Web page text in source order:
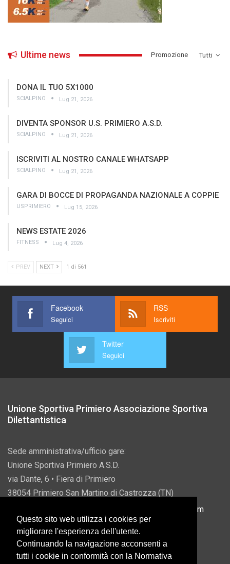
Tutti
Ultime news ­Promozione
DONA IL TUO 5X1000
SCIALPINO Lug 21, 2026
DIVENTA SPONSOR U.S. PRIMIERO A.S.D.
SCIALPINO Lug 21, 2026
ISCRIVITI AL NOSTRO CANALE WHATSAPP
SCIALPINO Lug 21, 2026
GARA DI BOCCE DI PROPAGANDA NAZIONALE A COPPIE
USPRIMIERO Lug 15, 2026
NEWS ESTATE 2026
FITNESS Lug 4, 2026
PREV NEXT 1 di 561
Facebook
Seguici
RSS
Iscriviti
Twitter
Seguici
Unione Sportiva Primiero Associazione Sportiva
Dilettantistica
Sede amministrativa/ufficio gare:
Unione Sportiva Primiero A.S.D.
via Dante, 6 • Fiera di Primiero
38054 Primiero San Martino di Castrozza (TN)
info@usprimiero.com
Questo sito web utilizza i cookies per
migliorare l'esperienza dell'utente.
Continuando la navigazione acconsenti a
tutti i cookie in conformità con la Normativa